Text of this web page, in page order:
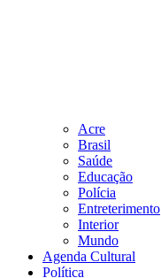
Acre
Brasil
Saúde
Educação
Polícia
Entreterimento
Interior
Mundo
Agenda Cultural
Política